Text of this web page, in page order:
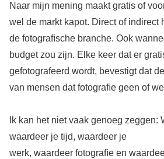
Naar mijn mening maakt gratis of
wel de markt kapot. Direct of indirect
de fotograﬁsche branche. Ook
budget zou zijn. Elke keer dat er
gefotografeerd wordt, bevestigt dat
van mensen dat fotograﬁe geen of
Ik kan het niet vaak genoeg zeggen:
waardeer je tijd, waardeer je
werk, waardeer fotograﬁe en